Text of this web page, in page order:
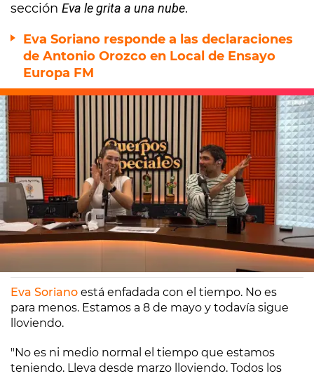
sección Eva le grita a una nube.
Eva Soriano responde a las declaraciones
de Antonio Orozco en Local de Ensayo
Europa FM
Europa FM
Eva Soriano está enfadada con el tiempo. No es
para menos. Estamos a 8 de mayo y todavía sigue
lloviendo.
"No es ni medio normal el tiempo que estamos
teniendo. Lleva desde marzo lloviendo. Todos los